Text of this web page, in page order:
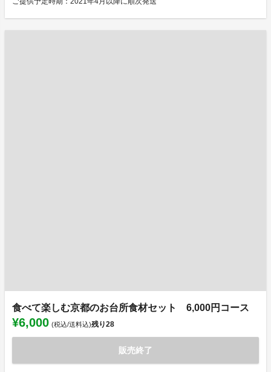
食べて楽しむ京都のお台所食材セット 6,000円コース
¥6,000 (税込/送料込)残り28
販売終了